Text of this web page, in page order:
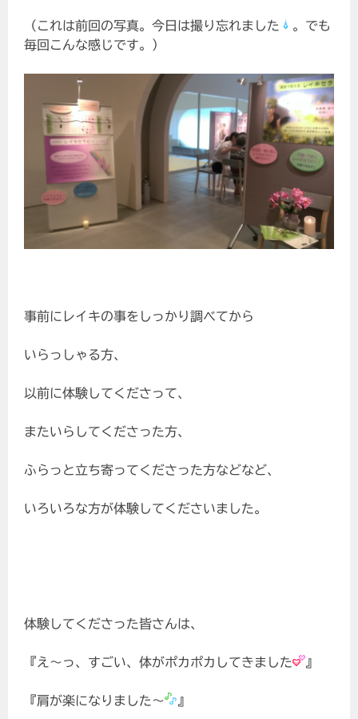
（これは前回の写真。今日は撮り忘れました
。でも
毎回こんな感じです。）
事前にレイキの事をしっかり調べてから
いらっしゃる方、
以前に体験してくださって、
またいらしてくださった方、
ふらっと立ち寄ってくださった方などなど、
いろいろな方が体験してくださいました。
体験してくださった皆さんは、
『え～っ、すごい、体がポカポカしてきました 』
『肩が楽になりました～ 』